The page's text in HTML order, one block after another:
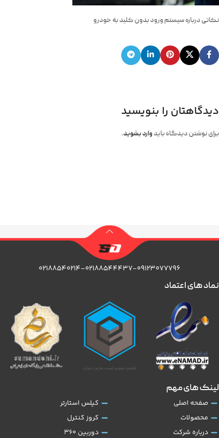
نکاتی درباره سیستم‌ ورود بدون کلید به خودرو
دیدگاهتان را بنویسید
برای نوشتن دیدگاه باید وارد بشوید.
۰۲۱۸۸۵۴۰۲۱۴-۰۲۱۸۸۵۴۴۴۳۷-۰۹۱۲۳۰۷۷۷۹۶
لینک های مهم
صفحه اصلی
محصولات
درباره شرکت
کیلس استارتر
کروز کنترل
دوربین 360
نماد های اعتماد